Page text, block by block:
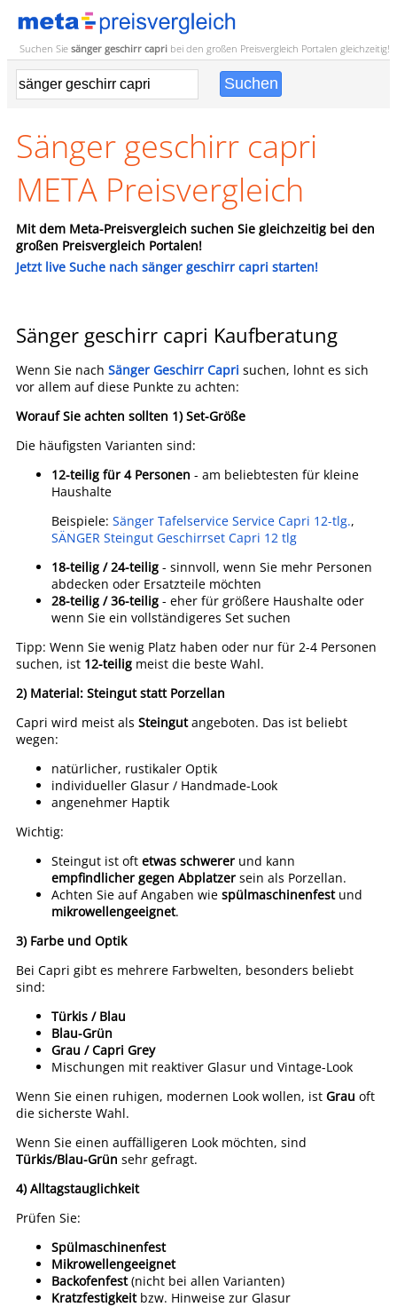
Suchen Sie sänger geschirr capri bei den großen Preisvergleich Portalen gleichzeitig!
Sänger geschirr capri
META Preisvergleich
Mit dem Meta-Preisvergleich suchen Sie gleichzeitig bei den
großen Preisvergleich Portalen!
Jetzt live Suche nach sänger geschirr capri starten!
Sänger geschirr capri Kaufberatung
Wenn Sie nach Sänger Geschirr Capri suchen, lohnt es sich
vor allem auf diese Punkte zu achten:
Worauf Sie achten sollten 1) Set-Größe
Die häufigsten Varianten sind:
12-teilig für 4 Personen - am beliebtesten für kleine
Haushalte
Beispiele: Sänger Tafelservice Service Capri 12-tlg.,
SÄNGER Steingut Geschirrset Capri 12 tlg
18-teilig / 24-teilig - sinnvoll, wenn Sie mehr Personen
abdecken oder Ersatzteile möchten
28-teilig / 36-teilig - eher für größere Haushalte oder
wenn Sie ein vollständigeres Set suchen
Tipp: Wenn Sie wenig Platz haben oder nur für 2-4 Personen
suchen, ist 12-teilig meist die beste Wahl.
2) Material: Steingut statt Porzellan
Capri wird meist als Steingutangeboten. Das ist beliebt
wegen:
natürlicher, rustikaler Optik
individueller Glasur / Handmade-Look
angenehmer Haptik
Wichtig:
Steingut ist oft etwas schwerer und kann
empfindlicher gegen Abplatzer sein als Porzellan.
Achten Sie auf Angaben wie spülmaschinenfestund
mikrowellengeeignet.
3) Farbe und Optik
Bei Capri gibt es mehrere Farbwelten, besonders beliebt
sind:
Türkis / Blau
Blau-Grün
Grau / Capri Grey
Mischungen mit reaktiver Glasur und Vintage-Look
Wenn Sie einen ruhigen, modernen Look wollen, ist Grau oft
die sicherste Wahl.
Wenn Sie einen auffälligeren Look möchten, sind
Türkis/Blau-Grün sehr gefragt.
4) Alltagstauglichkeit
Prüfen Sie:
Spülmaschinenfest
Mikrowellengeeignet
Backofenfest(nicht bei allen Varianten)
Kratzfestigkeitbzw. Hinweise zur Glasur